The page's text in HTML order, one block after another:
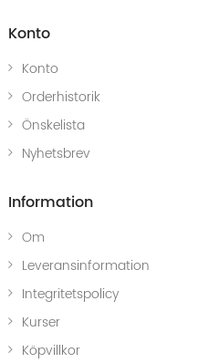
Konto
Konto
Orderhistorik
Önskelista
Nyhetsbrev
Information
Om
Leveransinformation
Integritetspolicy
Kurser
Köpvillkor